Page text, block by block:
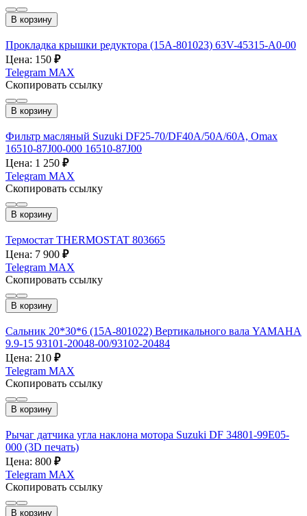
В корзину
Прокладка крышки редуктора (15A-801023) 63V-45315-A0-00
Цена: 150 ₽
Telegram MAX
Скопировать ссылку
В корзину
Фильтр масляный Suzuki DF25-70/DF40A/50A/60A, Omax
16510-87J00-000 16510-87J00
Цена: 1 250 ₽
Telegram MAX
Скопировать ссылку
В корзину
Термостат THERMOSTAT 803665
Цена: 7 900 ₽
Telegram MAX
Скопировать ссылку
В корзину
Сальник 20*30*6 (15A-801022) Вертикального вала YAMAHA
9.9-15 93101-20048-00/93102-20484
Цена: 210 ₽
Telegram MAX
Скопировать ссылку
В корзину
Рычаг датчика угла наклона мотора Suzuki DF 34801-99E05-
000 (3D печать)
Цена: 800 ₽
Telegram MAX
Скопировать ссылку
В корзину